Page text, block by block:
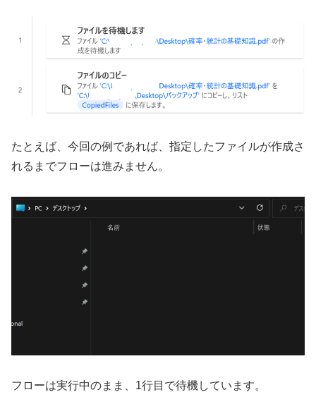
たとえば、今回の例であれば、指定したファイルが作成さ
れるまでフローは進みません。
フローは実行中のまま、1行目で待機しています。